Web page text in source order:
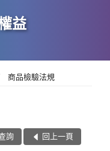
益
商品檢驗法規
詢 回上一頁